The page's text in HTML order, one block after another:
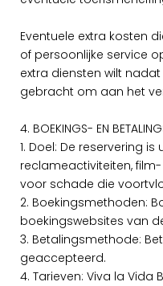
Eventuele extra kosten
of persoonlijke service
extra diensten wilt
gebracht om aan het
4. BOEKINGS- EN
1. Doel: De reservering
reclameactiviteiten,
voor schade die
2. Boekingsmethoden:
boekingswebsites van
3. Betalingsmethode:
geaccepteerd.
4. Tarieven: Viva la